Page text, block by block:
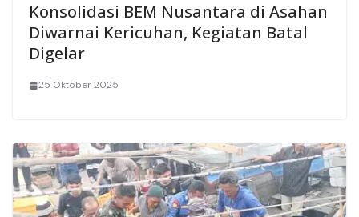
Konsolidasi BEM Nusantara di Asahan
Diwarnai Kericuhan, Kegiatan Batal
Digelar
25 Oktober 2025